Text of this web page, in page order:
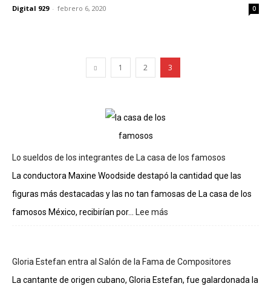
Digital 929 - febrero 6, 2020 0
1 2 3
Lo sueldos de los integrantes de La casa de los famosos
La conductora Maxine Woodside destapó la cantidad que las
figuras más destacadas y las no tan famosas de La casa de los
famosos México, recibirían por...
Lee más
los
integrantes
Gloria Estefan entra al Salón de la Fama de Compositores
La cantante de origen cubano, Gloria Estefan, fue galardonada la